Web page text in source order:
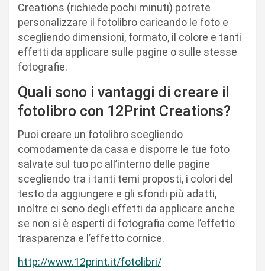
Creations (richiede pochi minuti) potrete
personalizzare il fotolibro caricando le foto e
scegliendo dimensioni, formato, il colore e tanti
effetti da applicare sulle pagine o sulle stesse
fotografie.
Quali sono i vantaggi di creare il
fotolibro con 12Print Creations?
Puoi creare un fotolibro scegliendo
comodamente da casa e disporre le tue foto
salvate sul tuo pc all’interno delle pagine
scegliendo tra i tanti temi proposti, i colori del
testo da aggiungere e gli sfondi più adatti,
inoltre ci sono degli effetti da applicare anche
se non si è esperti di fotografia come l’effetto
trasparenza e l’effetto cornice.
http://www.12print.it/fotolibri/